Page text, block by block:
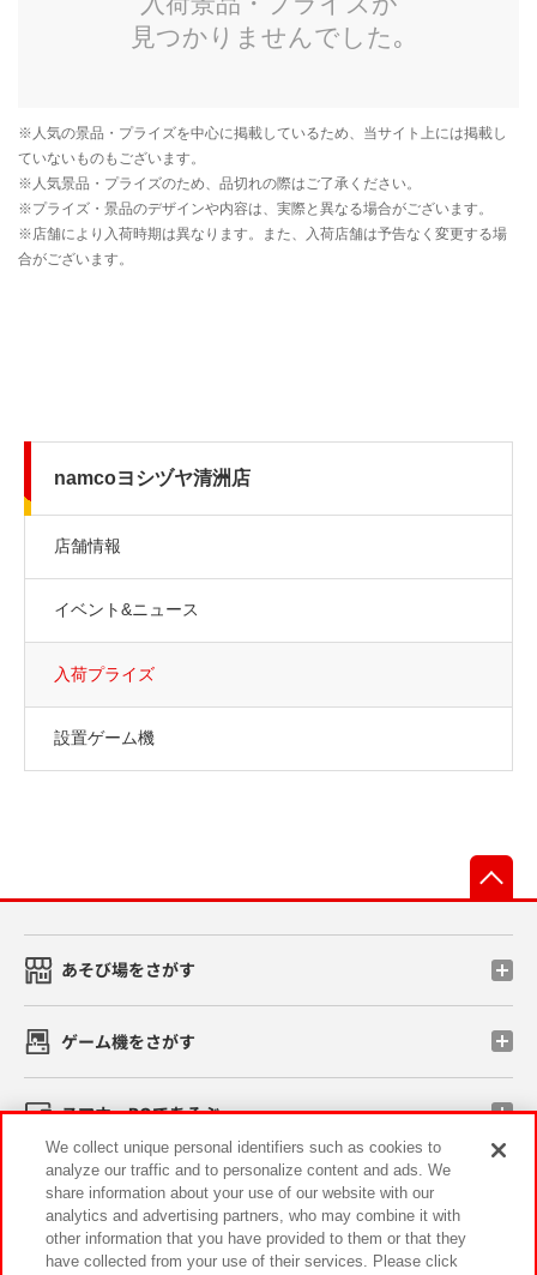
namcoヨシヅヤ清洲店
店舗情報
イベント&ニュース
入荷プライズ
設置ゲーム機
あそび場をさがす
ゲーム機をさがす
スマホ・PCであそぶ
イベント・キャンペーン
We collect unique personal identifiers such as cookies to
analyze our traffic and to personalize content and ads. We
share information about your use of our website with our
analytics and advertising partners, who may combine it with
other information that you have provided to them or that they
have collected from your use of their services. Please click